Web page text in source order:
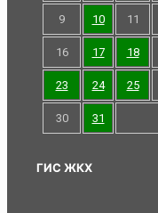
9 10 11
16 17 18
23 24 25
30 31
ГИС ЖКХ